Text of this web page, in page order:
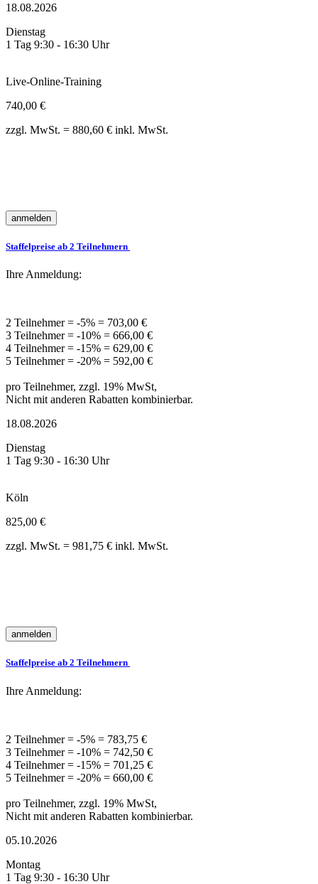
18.08.2026
Dienstag
1 Tag 9:30 - 16:30 Uhr
Live-Online-Training
740,00 €
zzgl. MwSt. = 880,60 € inkl. MwSt.
Staffelpreise ab 2 Teilnehmern
Ihre Anmeldung:
2 Teilnehmer = -5% = 703,00 €
3 Teilnehmer = -10% = 666,00 €
4 Teilnehmer = -15% = 629,00 €
5 Teilnehmer = -20% = 592,00 €
pro Teilnehmer, zzgl. 19% MwSt,
Nicht mit anderen Rabatten kombinierbar.
18.08.2026
Dienstag
1 Tag 9:30 - 16:30 Uhr
Köln
825,00 €
zzgl. MwSt. = 981,75 € inkl. MwSt.
Staffelpreise ab 2 Teilnehmern
Ihre Anmeldung:
2 Teilnehmer = -5% = 783,75 €
3 Teilnehmer = -10% = 742,50 €
4 Teilnehmer = -15% = 701,25 €
5 Teilnehmer = -20% = 660,00 €
pro Teilnehmer, zzgl. 19% MwSt,
Nicht mit anderen Rabatten kombinierbar.
05.10.2026
Montag
1 Tag 9:30 - 16:30 Uhr